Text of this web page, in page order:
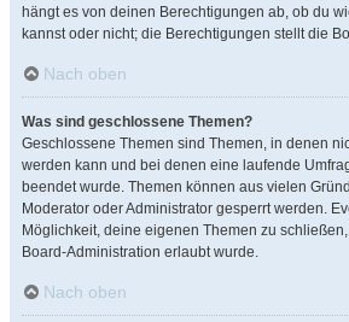
hängt es von deinen Berechtigungen ab, ob du
kannst oder nicht; die Berechtigungen stellt die
Nach oben
Was sind geschlossene Themen?
Geschlossene Themen sind Themen, in denen
werden kann und bei denen eine laufende
beendet wurde. Themen können aus vielen
Moderator oder Administrator gesperrt werden.
Möglichkeit, deine eigenen Themen zu
Board-Administration erlaubt wurde.
Nach oben